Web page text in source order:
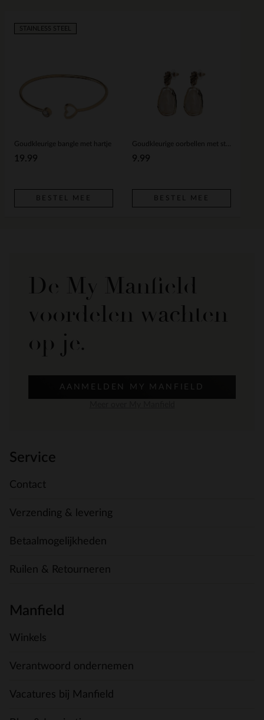
Goudkleurige bangle met hartje
19.99
STAINLESS STEEL
BESTEL MEE
9.99
BESTEL MEE
De My Manfield
voordelen wachten
op je.
AANMELDEN MY MANFIELD
Service
Contact
Verzending & levering
Betaalmogelijkheden
Ruilen & Retourneren
Manfield
Winkels
Verantwoord ondernemen
Vacatures bij Manfield